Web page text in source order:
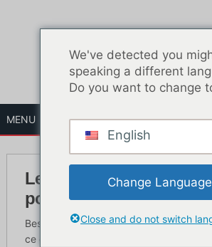
MENU
Les 7 meilleurs
pour le sexe
Besoin d'en savoir plus sur les
ce guide, nous vous dirons ce qui se
We've detected you
speaking a different
Do you want to change
English
Change Language
Close and do not switch